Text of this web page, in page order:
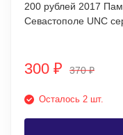
200 рублей 2017
300 ₽ 370₽
Осталось 2 шт.